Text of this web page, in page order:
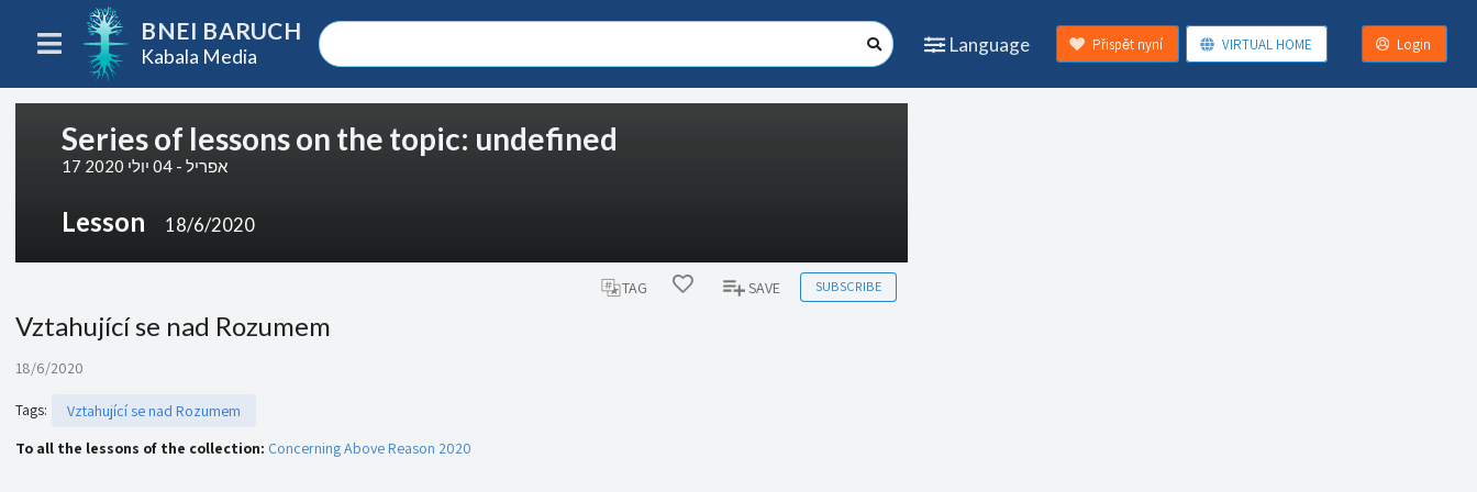
BNEI BARUCH
Kabala Media
Language Přispět nyní VIRTUAL HOME Login
Series of lessons on the topic: undefined
17 אפריל - 04 יולי 2020
Lesson 18/6/2020
TAG SAVE SUBSCRIBE
Vztahující se nad Rozumem
18/6/2020
Tags:
Vztahující se nad Rozumem
To all the lessons of the collection: Concerning Above Reason 2020